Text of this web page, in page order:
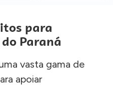
para
Paraná
vasta gama de
apoiar